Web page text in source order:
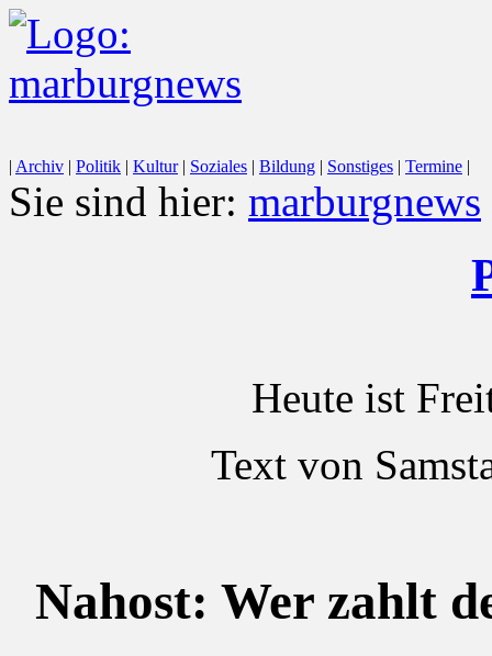
| Archiv | Politik | Kultur| Soziales | Bildung | Sonstiges | Termine |
Sie sind hier: marburgnews
Heute ist
Text von
Nahost: Wer zahlt